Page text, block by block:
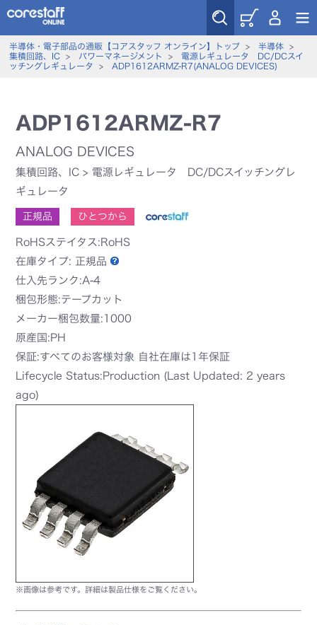
半導体・電子部品の通販【コアスタッフ オンライン】トップ> 半導体>
集積回路、IC> パワーマネージメント > 電源レギュレータ DC/DCスイ
ッチングレギュレータ
> ADP1612ARMZ-R7(ANALOG DEVICES)
ADP1612ARMZ-R7
ANALOG DEVICES
集積回路、IC > 電源レギュレータ DC/DCスイッチングレ
ギュレータ
正規品 ひとつから
RoHSステイタス:RoHS
在庫タイプ: 正規品
仕入先ランク:A-4
梱包形態:テープカット
メーカー梱包数量:1000
原産国:PH
保証:すべてのお客様対象 自社在庫は1年保証
Lifecycle Status:Production (Last Updated: 2 years
ago)
※画像は参考です。詳細は製品仕様をご覧ください。